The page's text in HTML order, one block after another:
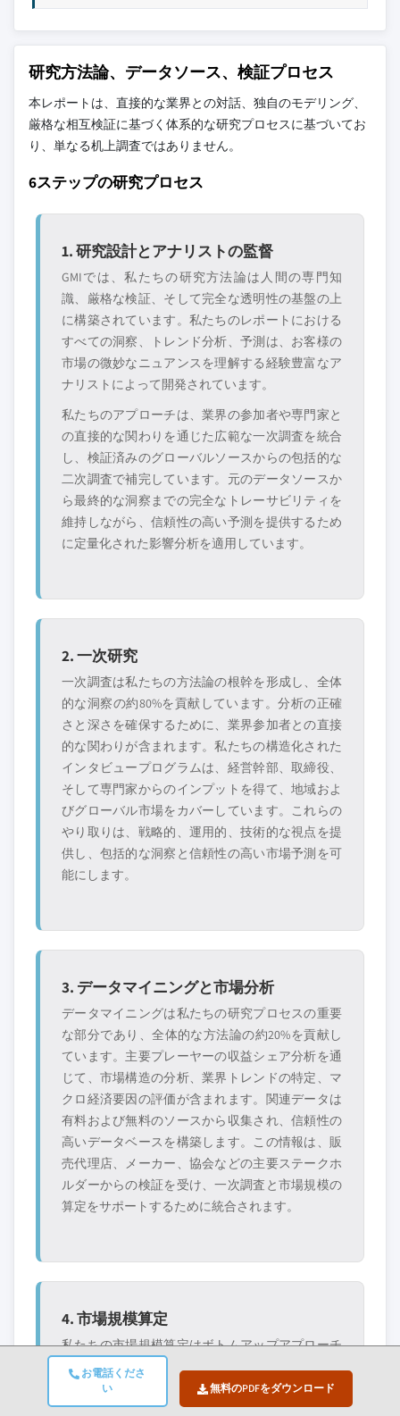
お電話くださ
い
無料のPDFをダウンロード
9.6 中東・アフリカ
9.6.2 サウジアラビア
9.6.3 アラブ首長国連邦
当社の市場収益計算は、個別にプロファイル
されていないメーカー、販売業者、専門業者
を含む全地域の全プレイヤーを考慮したボト
ルセクションは戦略的に重要なプレイヤーに
焦点を当てており、市場規模の範囲を定義す
るものではありません。
競合環境には以下も含まれる可能性があります
域・国内限定のリ
ーダー企業
やチャネルパート
ナー
新興の破壊的企
業、スタートアッ
プ、または隣接業
界からの参入者
特定の用途やエン
ドユースに特化し
たニッチプレイヤ
ー
無料カスタマイズ - レポート価値の最大
20%
特定のデータが必要ですか？カスタマイ
ズをリクエストして、正確な要件に合わ
せた洞察を入手してください。
カスタマイズを依頼する →
研究方法論、データソース、検証プロセス
本レポートは、直接的な業界との対話、独自のモデリング、
厳格な相互検証に基づく体系的な研究プロセスに基づいてお
り、単なる机上調査ではありません。
6ステップの研究プロセス
1. 研究設計とアナリストの監督
GMIでは、私たちの研究方法論は人間の専門知
識、厳格な検証、そして完全な透明性の基盤の上
に構築されています。私たちのレポートにおける
すべての洞察、トレンド分析、予測は、お客様の
市場の微妙なニュアンスを理解する経験豊富なア
ナリストによって開発されています。
私たちのアプローチは、業界の参加者や専門家と
の直接的な関わりを通じた広範な一次調査を統合
し、検証済みのグローバルソースからの包括的な
二次調査で補完しています。元のデータソースか
ら最終的な洞察までの完全なトレーサビリティを
維持しながら、信頼性の高い予測を提供するため
に定量化された影響分析を適用しています。
2. 一次研究
一次調査は私たちの方法論の根幹を形成し、全体
的な洞察の約80%を貢献しています。分析の正確
さと深さを確保するために、業界参加者との直接
的な関わりが含まれます。私たちの構造化された
インタビュープログラムは、経営幹部、取締役、
そして専門家からのインプットを得て、地域およ
びグローバル市場をカバーしています。これらの
やり取りは、戦略的、運用的、技術的な視点を提
供し、包括的な洞察と信頼性の高い市場予測を可
能にします。
3. データマイニングと市場分析
データマイニングは私たちの研究プロセスの重要
な部分であり、全体的な方法論の約20%を貢献し
ています。主要プレーヤーの収益シェア分析を通
じて、市場構造の分析、業界トレンドの特定、マ
クロ経済要因の評価が含まれます。関連データは
有料および無料のソースから収集され、信頼性の
高いデータベースを構築します。この情報は、販
売代理店、メーカー、協会などの主要ステークホ
ルダーからの検証を受け、一次調査と市場規模の
算定をサポートするために統合されます。
4. 市場規模算定
私たちの市場規模算定はボトムアップアプローチ
に基づいており、一次インタビューを通じて直接
収集された企業の収益データから始まり、製造業
者の生産量データや設置・展開統計が加わりま